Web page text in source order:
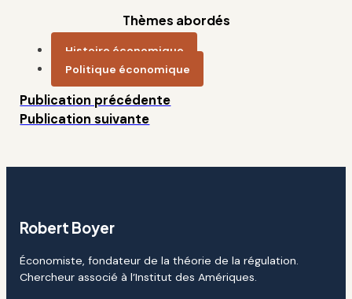
Thèmes abordés
Histoire économique
Politique économique
Publication précédente
Publication suivante
Robert Boyer
Économiste, fondateur de la théorie de la régulation.
Chercheur associé à l’Institut des Amériques.